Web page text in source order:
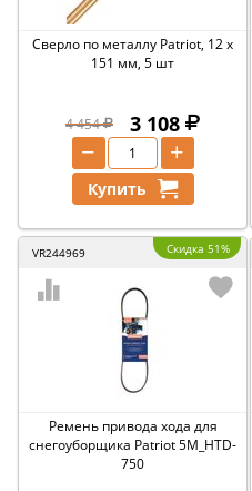
Сверло по металлу Patriot, 12 x
151 мм, 5 шт
4 454 3 108
+
−
Купить
VR244969 Скидка 51%
Ремень привода хода для
снегоуборщика Patriot 5M_HTD-
750